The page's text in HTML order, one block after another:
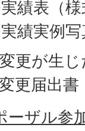
績表（様
績実例
更が生
更届出
ーザル参